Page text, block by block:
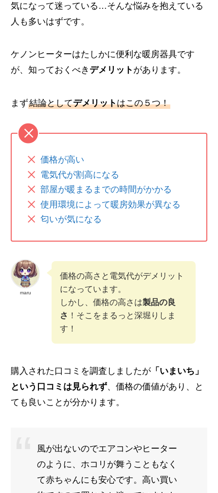
気になって迷っている…そんな悩みを抱えている
人も多いはずです。
ケノンヒーターはたしかに便利な暖房器具です
が、知っておくべき デメリット があります。
まず結論としてデメリットはこの５つ！
価格が高い
電気代が割高になる
部屋が暖まるまでの時間がかかる
使用環境によって暖房効果が異なる
匂いが気になる
maru
価格の高さと電気代がデメリット
になっています。
しかし、価格の高さは製品の良
さ ！そこをまるっと深堀りしま
す！
購入された口コミを調査しましたが 「いまいち」
という口コミは見られず、価格の価値があり、と
ても良いことが分かります。
風が出ないのでエアコンやヒーター
のように、ホコリが舞うこともなく
て赤ちゃんにも安心です。高い買い